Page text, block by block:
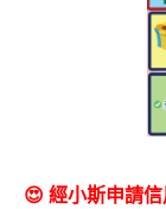
😍 經小斯申請